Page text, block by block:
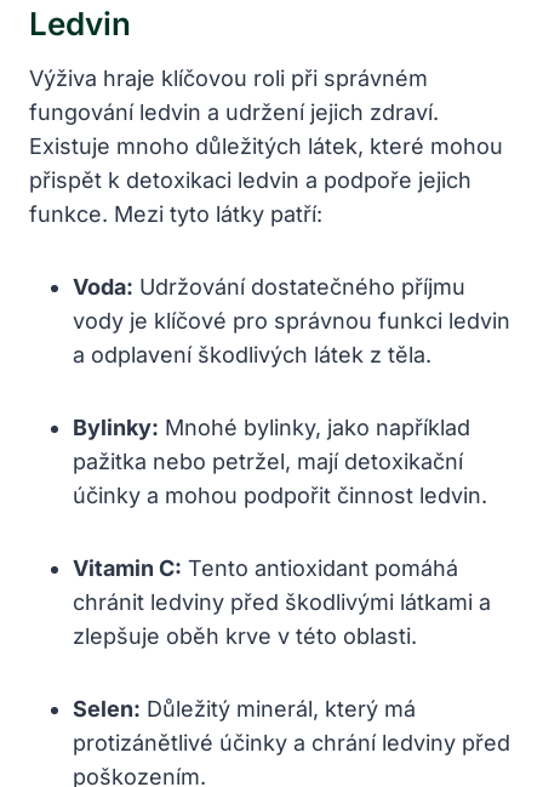
Ledvin
Výživa​ hraje klíčovou⁣ roli při správném
fungování ledvin⁤ a udržení jejich zdraví.
Existuje mnoho důležitých látek, které mohou
přispět k detoxikaci ledvin a podpoře jejich
‍funkce. Mezi tyto látky patří:
Voda: Udržování dostatečného příjmu
‌vody je klíčové pro ‍správnou funkci ledvin‌
a odplavení škodlivých látek z těla.
Bylinky: Mnohé bylinky, jako například
pažitka nebo petržel, mají ⁢detoxikační
účinky a mohou podpořit činnost ledvin.
Vitamin C: Tento antioxidant pomáhá⁤
chránit ledviny ⁢před škodlivými látkami a
zlepšuje oběh krve v této oblasti.
Selen: Důležitý minerál, který má
protizánětlivé účinky a chrání ledviny před
​poškozením.